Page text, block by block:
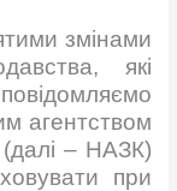
змінами
які
агентством
(далі – НАЗК)
при